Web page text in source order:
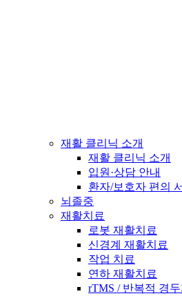
재활 클리닉 소개
재활 클리닉 소개
입원·상담 안내
환자/보호자 편의
뇌졸중
재활치료
로봇 재활치료
신경계 재활치료
작업 치료
연하 재활치료
rTMS / 반복적 경